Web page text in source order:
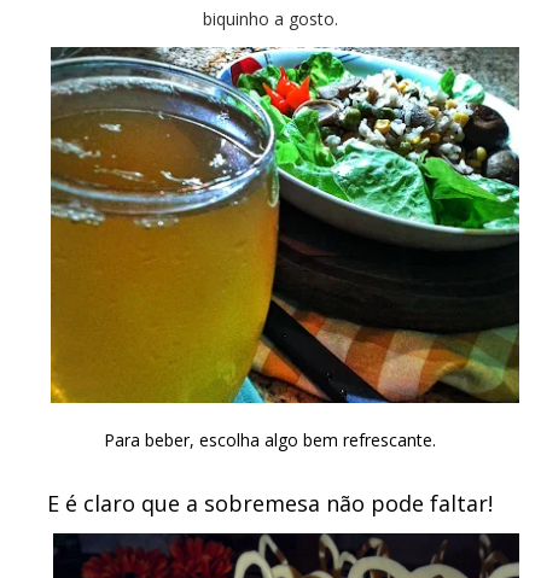
biquinho a gosto.
Para beber, escolha algo bem refrescante.
E é claro que a sobremesa não pode faltar!